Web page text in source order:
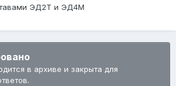
ЭД2Т и ЭД4М
в архиве и закрыта для